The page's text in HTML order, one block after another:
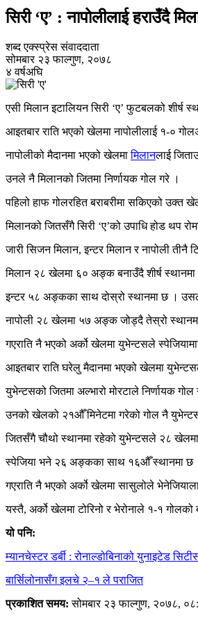
सिरी ‘ए’ : नापोलीलाई हराउँदै
शब्द एक्स्प्रेस संवाददाता
सोमबार २३ फाल्गुण, २०७८
४ वर्षअघि
एसी मिलान इटालियन सिरी ‘ए’ फुटबलको शीर्ष
आइतबार राति भएको खेलमा नापोलीलाई १-०
नापोलीको मैदानमा भएको खेलमामिलानलाई
उनले नै मिलानको जितमा निर्णायक गोल गरे ।
पहिलो हाफ गोलरहित बराबरीमा सकिएको
मिलानको जितसँगै सिरी ‘ए’को उपाधि होड थप
जारी सिजन मिलान, इन्टर मिलान र नापोली तीनै
मिलान २८ खेलमा ६० अङ्क बनाउँदै शीर्ष
इन्टर ५८ अङ्कका साथ दोस्रो स्थानमा छ ।
नापोली २८ खेलमा ५७ अङ्क जोड्दै तेस्रो
गएराति नै भएको अर्को खेलमा युभेन्टसले
आइतबार राति घरेलु मैदानमा भएको खेलमा
युभेन्टसको जितमा अल्भारो मोरटाले निर्णायक गोल
उनको खेलको २१औँ मिनेटमा गरेको गोल नै
जितसँगै चौथो स्थानमा रहेको युभेन्टसले २८
स्पेजिया भने २६ अङ्कका साथ १६औँ स्थानमा छ
गएराति नै भएको अर्को खेलमा सासुलोले
यस्तै, अर्को खेलमा टोरिनो र भेरोनाले १-१ गोलको
यो पनि:
म्यानचेस्टर डर्बी : रोनाल्डोबिनाको युनाइटेड
बार्सिलोनासँग इलचे २–१ ले पराजित
प्रकाशित समय: सोमबार २३ फाल्गुण, २०७८,